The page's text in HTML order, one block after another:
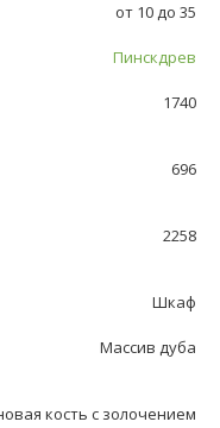
от 10 до 35
Пинскдрев
1740
696
2258
Шкаф
Массив дуба
кость с золочением